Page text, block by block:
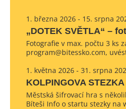
1. března 2026 - 15. srpna
„DOTEK SVĚTLA“ –
Fotografie v max. počtu 3 ks
program@bitessko.com,
1. května 2026 - 31. srpna
KOLPINGOVA STEZKA
Městská šifrovací hra s
Bíteši Info o startu stezky na